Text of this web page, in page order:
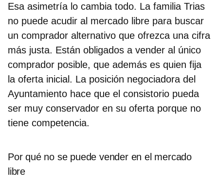
Esa asimetría lo cambia todo. La familia Trias
no puede acudir al mercado libre para buscar
un comprador alternativo que ofrezca una cifra
más justa. Están obligados a vender al único
comprador posible, que además es quien fija
la oferta inicial. La posición negociadora del
Ayuntamiento hace que el consistorio pueda
ser muy conservador en su oferta porque no
tiene competencia.
Por qué no se puede vender en el mercado
libre